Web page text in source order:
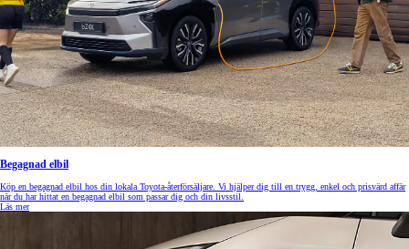
Begagnad elbil
Köp en begagnad elbil hos din lokala Toyota-återförsäljare. Vi hjälper dig till en trygg, enkel och prisvärd affär
när du har hittat en begagnad elbil som passar dig och din livsstil.
Läs mer